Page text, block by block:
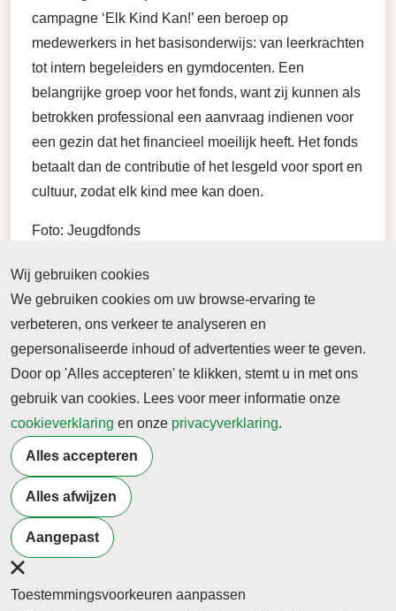
campagne ‘Elk Kind Kan!’ een beroep op
medewerkers in het basisonderwijs: van leerkrachten
tot intern begeleiders en gymdocenten. Een
belangrijke groep voor het fonds, want zij kunnen als
betrokken professional een aanvraag indienen voor
een gezin dat het financieel moeilijk heeft. Het fonds
betaalt dan de contributie of het lesgeld voor sport en
cultuur, zodat elk kind mee kan doen.
Foto: Jeugdfonds
Lees ook
AP Exclusive: Pandemic means far fewer
eyes on kids' welfare
AP News25 mrt 2021 | By SALLY HO and
CAMILLE FASSETT
An Associated Press analysis of state data
reveals that the coronavirus pandemic has
ripped away several systemic safety nets for
millions of Americans — many of them children
Terug naar nieuwsoverzicht
Wij gebruiken cookies
We gebruiken cookies om uw browse-ervaring te
verbeteren, ons verkeer te analyseren en
gepersonaliseerde inhoud of advertenties weer te geven.
Door op 'Alles accepteren' te klikken, stemt u in met ons
gebruik van cookies. Lees voor meer informatie onze
cookieverklaring en onze privacyverklaring.
Alles accepteren
Alles afwijzen
Aangepast
Toestemmingsvoorkeuren aanpassen